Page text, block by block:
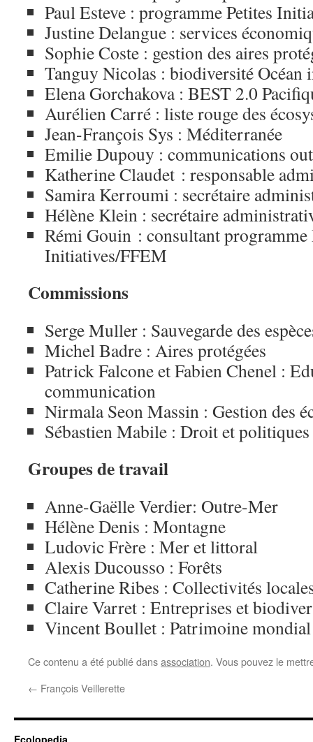
Paul Esteve : programme Petites
Justine Delangue : services
Sophie Coste : gestion des aires
Tanguy Nicolas : biodiversité Océan
Elena Gorchakova : BEST 2.0
Aurélien Carré : liste rouge des
Jean-François Sys : Méditerranée
Emilie Dupouy : communications
Katherine Claudet : responsable
Samira Kerroumi : secrétaire
Hélène Klein : secrétaire
Rémi Gouin : consultant programme
Initiatives/FFEM
Commissions
Serge Muller : Sauvegarde des
Michel Badre : Aires protégées
Patrick Falcone et Fabien Chenel :
communication
Nirmala Seon Massin : Gestion des
Sébastien Mabile : Droit et
Groupes de travail
Anne-Gaëlle Verdier: Outre-Mer
Hélène Denis : Montagne
Ludovic Frère : Mer et littoral
Alexis Ducousso : Forêts
Catherine Ribes : Collectivités
Claire Varret : Entreprises et
Vincent Boullet : Patrimoine mondial
Ce contenu a été publié dansassociation. Vous pouvez le
← François Veillerette
Ecolopedia